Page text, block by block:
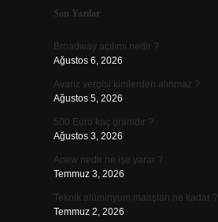
Sidebar
Son Yazılar
Broadway açılımı nedir ?
Ağustos 6, 2026
Avarız vergisi kimlerden alınmaz ?
Ağustos 5, 2026
500 Euro kaç gramdır ?
Ağustos 3, 2026
Anew nedir ne işe yarar ?
Temmuz 3, 2026
Teknik alüminyum maaşları ne kadar ?
Temmuz 2, 2026